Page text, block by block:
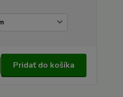
Pridať do košíka